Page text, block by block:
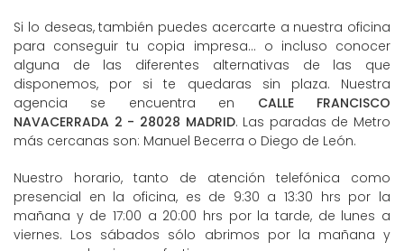
Si lo deseas, también puedes acercarte a nuestra oficina
para conseguir tu copia impresa... o incluso conocer
alguna de las diferentes alternativas de las que
disponemos, por si te quedaras sin plaza. Nuestra
agencia se encuentra en CALLE FRANCISCO
NAVACERRADA 2 - 28028 MADRID. Las paradas de Metro
más cercanas son: Manuel Becerra o Diego de León.
Nuestro horario, tanto de atención telefónica como
presencial en la oficina, es de 9:30 a 13:30 hrs por la
mañana y de 17:00 a 20:00 hrs por la tarde, de lunes a
viernes. Los sábados sólo abrimos por la mañana y